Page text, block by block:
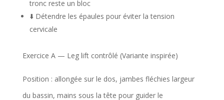
tronc reste un bloc
⬇️ Détendre les épaules pour éviter la tension
cervicale
Exercice A — Leg lift contrôlé (Variante inspirée)
Position : allongée sur le dos, jambes fléchies largeur
du bassin, mains sous la tête pour guider le